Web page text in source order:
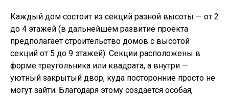
Каждый дом состоит из секций разной высоты — от 2
до 4 этажей (в дальнейшем развитие проекта
предполагает строительство домов с высотой
секций от 5 до 9 этажей). Секции расположены в
форме треугольника или квадрата, а внутри —
уютный закрытый двор, куда посторонние просто не
могут зайти. Благодаря этому создается особая,